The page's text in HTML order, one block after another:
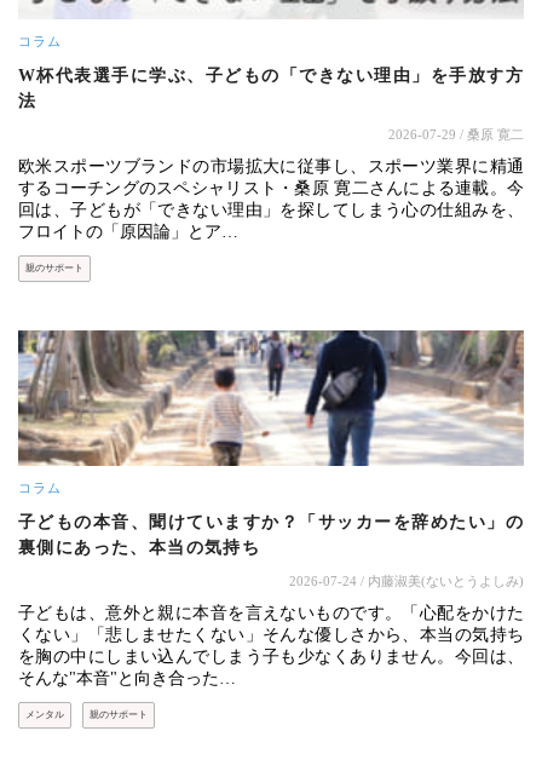
コラム
W杯代表選手に学ぶ、子どもの「できない理由」を手放す方
法
2026-07-29 / 桑原 寛二
欧米スポーツブランドの市場拡大に従事し、スポーツ業界に精通
するコーチングのスペシャリスト・桑原 寛二さんによる連載。今
回は、子どもが「できない理由」を探してしまう心の仕組みを、
フロイトの「原因論」とア…
親のサポート
コラム
子どもの本音、聞けていますか？「サッカーを辞めたい」の
裏側にあった、本当の気持ち
2026-07-24 / 内藤淑美(ないとうよしみ)
子どもは、意外と親に本音を言えないものです。「心配をかけた
くない」「悲しませたくない」そんな優しさから、本当の気持ち
を胸の中にしまい込んでしまう子も少なくありません。今回は、
そんな"本音"と向き合った…
メンタル 親のサポート